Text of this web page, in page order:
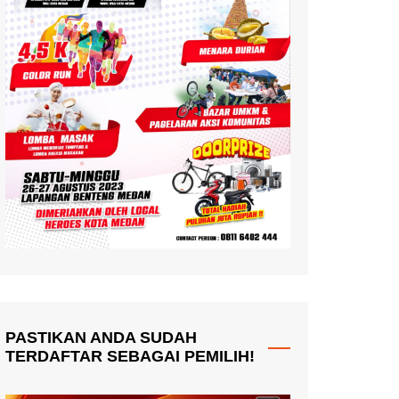
PASTIKAN ANDA SUDAH
TERDAFTAR SEBAGAI PEMILIH!